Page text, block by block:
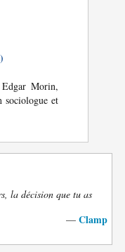
Morin,
et
la décision que tu as
— Clamp